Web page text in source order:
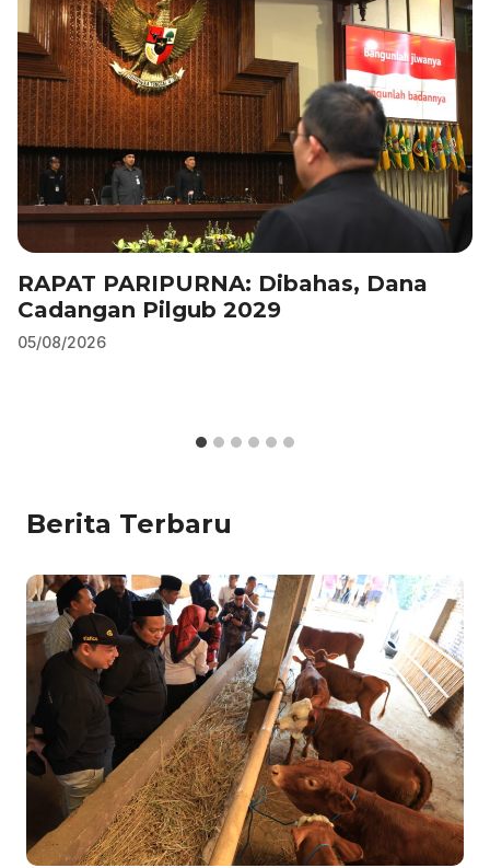
RAPAT PARIPURNA: Dibahas, Dana
Cadangan Pilgub 2029
05/08/2026
Berita Terbaru